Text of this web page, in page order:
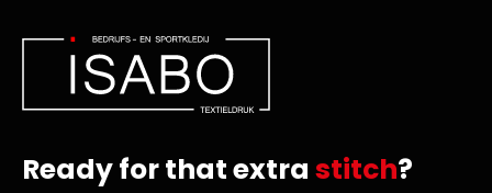
Ready for that extra stitch?